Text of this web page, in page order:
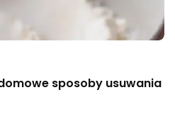
sposoby usuwania